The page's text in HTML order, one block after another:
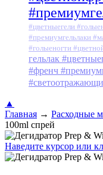
#цветныегели
#премиумгельлаки
#голыеногти
гельлак
#френч
▲
Главная → Расходные
100ml спрей
Наведите курсор или